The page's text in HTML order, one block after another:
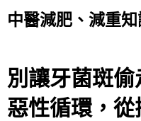
中醫減肥、減重
Skip
to
content
別讓牙菌斑
惡性循環，